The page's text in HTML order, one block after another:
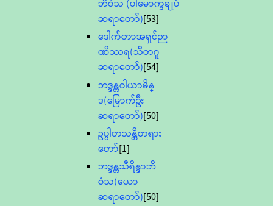
ဘိဝံသ (ပါမောက္ခချုပ်
ဆရာတော်)[53]
ဒေါက်တာအရှင်ဉာ
ဏိဿရ(သီတဂူ
ဆရာတော်)[54]
ဘဒ္ဒန္တဝါယာမိန္
ဒ(မြောက်ဦး
ဆရာတော်)[50]
ဥပ္ပါတသန္တိတရား
တော်[1]
ဘဒ္ဒန္တသီရိန္ဒာဘိ
ဝံသ(ယော
ဆရာတော်)[50]